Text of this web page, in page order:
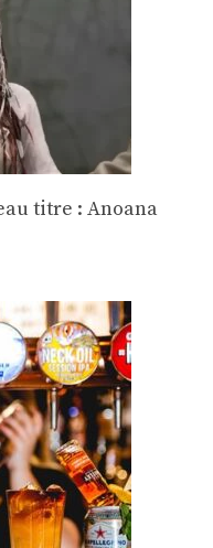
titre : Anoana